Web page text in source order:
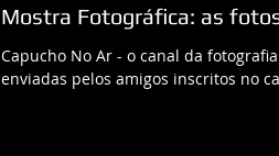
Mostra Fotográfica: as
Capucho No Ar - o canal da
enviadas pelos amigos inscritos no